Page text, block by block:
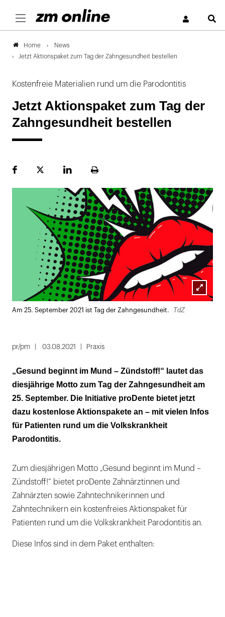
Home
News
Jetzt Aktionspaket zum Tag der Zahngesundheit bestellen
Kostenfreie Materialien rund um die Parodontitis
Jetzt Aktionspaket zum Tag der
Zahngesundheit bestellen
FacebookPlattformLinekdInSeite
Lightbox
Am 25. September 2021 ist Tag der Zahngesundheit. TdZ
pr/pm 03.08.2021 Praxis
„Gesund beginnt im Mund – Zündstoff!“ lautet das
diesjährige Motto zum Tag der Zahngesundheit am
25. September. Die Initiative proDente bietet jetzt
dazu kostenlose Aktionspakete an – mit vielen Infos
für Patienten rund um die Volkskrankheit
Parodontitis.
Zum diesjährigen Motto „Gesund beginnt im Mund –
Zündstoff!“ bietet proDente Zahnärztinnen und
Zahnärzten sowie Zahntechnikerinnen und
Zahntechnikern ein kostenfreies Aktionspaket für
Patienten rund um die Volkskrankheit Parodontitis an.
Diese Infos sind in dem Paket enthalten: